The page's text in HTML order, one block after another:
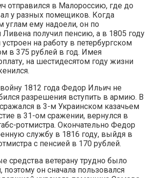
отправился в Малороссию, где до
у разных помещиков. Когда
углам ему надоели, он по
Ливена получил пенсию, а в 1805 году
на работу в петербургском
в 375 рублей в год. Имея
на шестидесятом году жизни
1812 года Федор Ильич не
разрешения вступить в армию. В
в 3-м Украинском казачьем
в 31-ом сражении, вернулся в
ротмистра. Окончательно Федор
службу в 1816 году, выйдя в
с пенсией в 170 рублей.
средства ветерану трудно было
он сначала пользовался